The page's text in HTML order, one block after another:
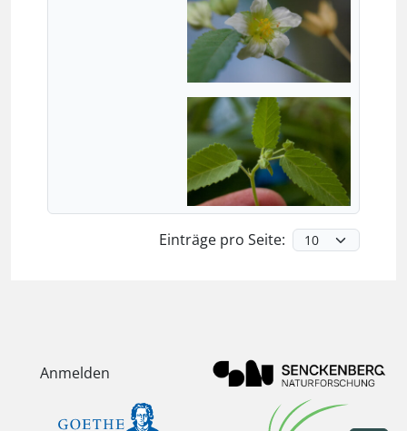
Einträge pro Seite:
Anmelden